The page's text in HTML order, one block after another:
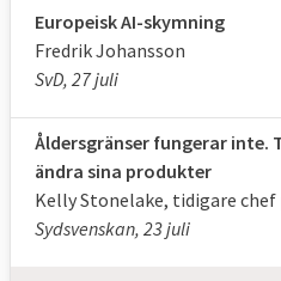
Europeisk AI-skymning
Fredrik Johansson
SvD, 27 juli
Åldersgränser fungerar inte.
ändra sina produkter
Kelly Stonelake, tidigare chef
Sydsvenskan, 23 juli